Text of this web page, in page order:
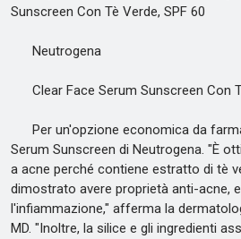
Sunscreen Con Tè Verde, SPF 60
Neutrogena
Clear Face Serum Sunscreen Con
Per un'opzione economica da
Serum Sunscreen di Neutrogena. "È
a acne perché contiene estratto di tè
dimostrato avere proprietà anti-acne,
l'infiammazione," afferma la
MD. "Inoltre, la silice e gli ingredienti